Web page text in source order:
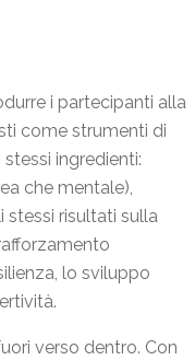
i partecipanti alla
come strumenti di
ingredienti:
che mentale),
stessi risultati sulla
lo sviluppo
verso dentro. Con